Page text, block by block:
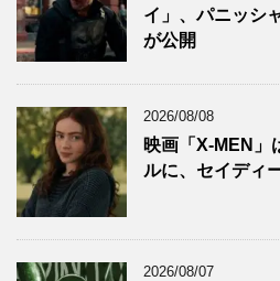
イ」、パニッシ
が公開
2026/08/08
映画「X-MEN」
ルに、セイディ
2026/08/07